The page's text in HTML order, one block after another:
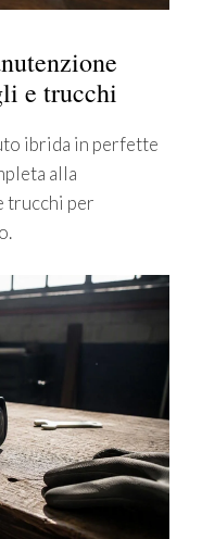
e trucchi
ibrida in perfette
alla
trucchi per